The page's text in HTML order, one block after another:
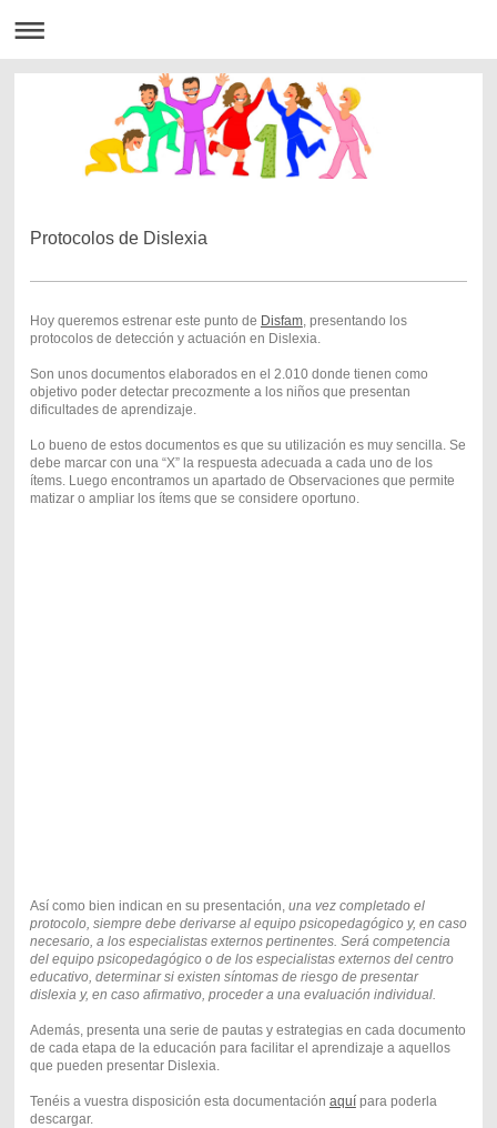
Protocolos de Dislexia
Hoy queremos estrenar este punto de Disfam, presentando los
protocolos de detección y actuación en Dislexia.
Son unos documentos elaborados en el 2.010 donde tienen como
objetivo poder detectar precozmente a los niños que presentan
dificultades de aprendizaje.
Lo bueno de estos documentos es que su utilización es muy sencilla. Se
debe marcar con una “X” la respuesta adecuada a cada uno de los
ítems. Luego encontramos un apartado de Observaciones que permite
matizar o ampliar los ítems que se considere oportuno.
Así como bien indican en su presentación, una vez completado el
protocolo, siempre debe derivarse al equipo psicopedagógico y, en caso
necesario, a los especialistas externos pertinentes. Será competencia
del equipo psicopedagógico o de los especialistas externos del centro
educativo, determinar si existen síntomas de riesgo de presentar
dislexia y, en caso afirmativo, proceder a una evaluación individual.
Además, presenta una serie de pautas y estrategias en cada documento
de cada etapa de la educación para facilitar el aprendizaje a aquellos
que pueden presentar Dislexia.
Tenéis a vuestra disposición esta documentación aquípara poderla
descargar.